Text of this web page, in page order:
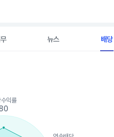
뉴스 배당
from 80 to 100.
익률